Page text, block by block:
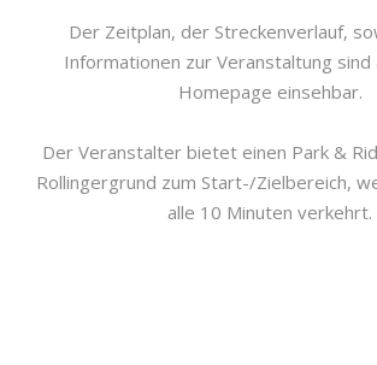
Der Zeitplan, der Streckenverlauf,
Informationen zur Veranstaltung sind
Homepage einsehbar.
Der Veranstalter bietet einen Park &
Rollingergrund zum Start-/Zielbereich,
alle 10 Minuten verkehrt.